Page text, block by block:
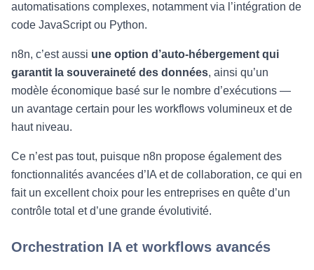
automatisations complexes, notamment via l’intégration de
code JavaScript ou Python.
n8n, c’est aussi une option d’auto‑hébergement qui
garantit la souveraineté des données, ainsi qu’un
modèle économique basé sur le nombre d’exécutions —
un avantage certain pour les workflows volumineux et de
haut niveau.
Ce n’est pas tout, puisque n8n propose également des
fonctionnalités avancées d’IA et de collaboration, ce qui en
fait un excellent choix pour les entreprises en quête d’un
contrôle total et d’une grande évolutivité.
Orchestration IA et workflows avancés